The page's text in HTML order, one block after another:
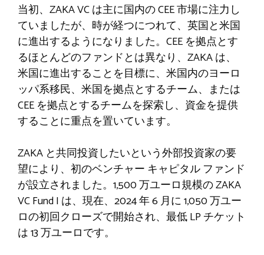
当初、ZAKA VC は主に国内の CEE 市場に注力し
ていましたが、時が経つにつれて、英国と米国
に進出するようになりました。CEE を拠点とす
るほとんどのファンドとは異なり、ZAKA は、
米国に進出することを目標に、米国内のヨーロ
ッパ系移民、米国を拠点とするチーム、または
CEE を拠点とするチームを探索し、資金を提供
することに重点を置いています。
ZAKA と共同投資したいという外部投資家の要
望により、初のベンチャー キャピタル ファンド
が設立されました。1,500 万ユーロ規模の ZAKA
VC Fund I は、現在、2024 年 6 月に 1,050 万ユー
ロの初回クローズで開始され、最低 LP チケット
は 13 万ユーロです。